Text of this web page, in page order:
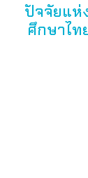
ปัจจัยแห่
ศึกษาไท